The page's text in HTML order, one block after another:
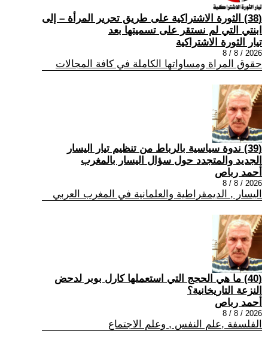
(38) الثورة الاشتراكية على طريق تحرير المرأة – إلى
ابنتي التي لم نستقر على تسميتها بعد
تيار الثورة الاشتراكية
2026 / 8 / 8
حقوق المراة ومساواتها الكاملة في كافة المجالات
(39) ندوة سياسية بالرباط من تنظيم تيار اليسار
الجديد والمتجدد حول سؤال اليسار بالمغرب
أحمد رباص
2026 / 8 / 8
اليسار , الديمقراطية والعلمانية في المغرب العربي
(40) ما هي الحجج التي استعملها كارل بوبر لدحض
النزعة التاريخانية؟
أحمد رباص
2026 / 8 / 8
الفلسفة ,علم النفس , وعلم الاجتماع